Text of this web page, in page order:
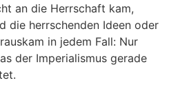
an die Herrschaft kam,
die herrschenden Ideen oder
in jedem Fall: Nur
der Imperialismus gerade